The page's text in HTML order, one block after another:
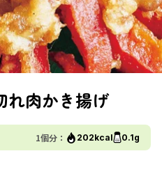
れ肉かき揚げ
1個分： 202kcal 0.1g